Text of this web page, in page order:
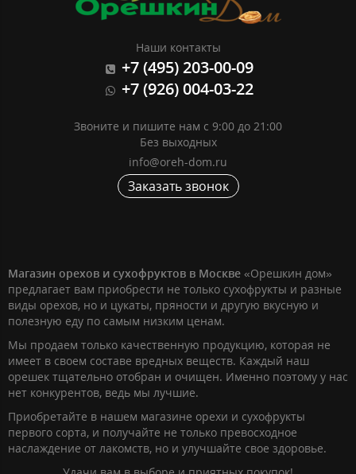
Наши контакты
+7 (495) 203-00-09
+7 (926) 004-03-22
Звоните и пишите нам с 9:00 до 21:00
Без выходных
info@oreh-dom.ru
Заказать звонок
Магазин орехов и сухофруктов в Москве «Орешкин дом»
предлагает вам приобрести не только сухофрукты и разные
виды орехов, но и цукаты, пряности и другую вкусную и
полезную еду по самым низким ценам.
Мы продаем только качественную продукцию, которая не
имеет в своем составе вредных веществ. Каждый наш
орешек тщательно отобран и очищен. Именно поэтому у нас
нет конкурентов, ведь мы лучшие.
Приобретайте в нашем магазине орехи и сухофрукты
первого сорта, и получайте не только превосходное
наслаждение от лакомств, но и улучшайте свое здоровье.